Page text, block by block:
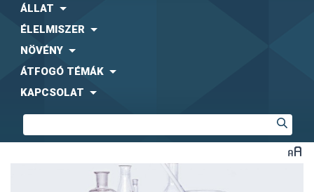
ÁLLAT
ÉLELMISZER
NÖVÉNY
ÁTFOGÓ TÉMÁK
KAPCSOLAT